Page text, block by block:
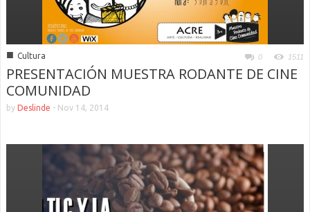
■ Cultura 0 1511
PRESENTACIÓN MUESTRA RODANTE DE CINE
COMUNIDAD
by Deslinde - Nov 14, 2014